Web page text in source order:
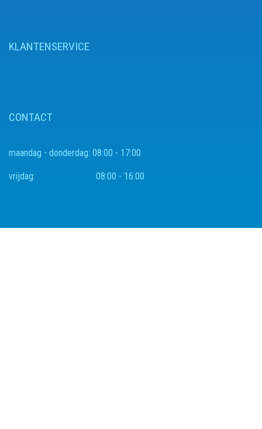
KLANTENSERVICE
CONTACT
maandag - donderdag: 08:00 - 17:00
vrijdag: 08:00 - 16:00